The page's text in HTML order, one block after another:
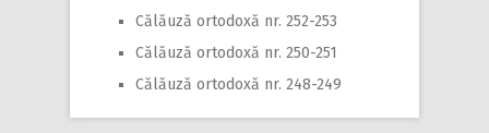
Călăuză ortodoxă nr. 252-253
Călăuză ortodoxă nr. 250-251
Călăuză ortodoxă nr. 248-249